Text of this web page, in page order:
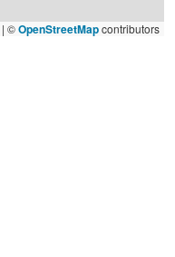
| ©OpenStreetMapcontributors